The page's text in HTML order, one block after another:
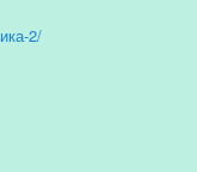
2/